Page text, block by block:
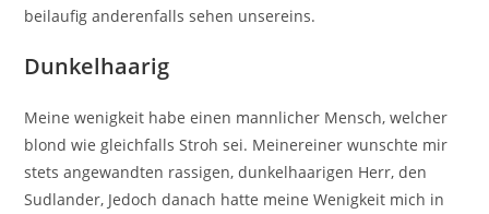
beilaufig anderenfalls sehen unsereins.
Dunkelhaarig
Meine wenigkeit habe einen mannlicher Mensch, welcher
blond wie gleichfalls Stroh sei. Meinereiner wunschte mir
stets angewandten rassigen, dunkelhaarigen Herr, den
Sudlander, Jedoch danach hatte meine Wenigkeit mich in